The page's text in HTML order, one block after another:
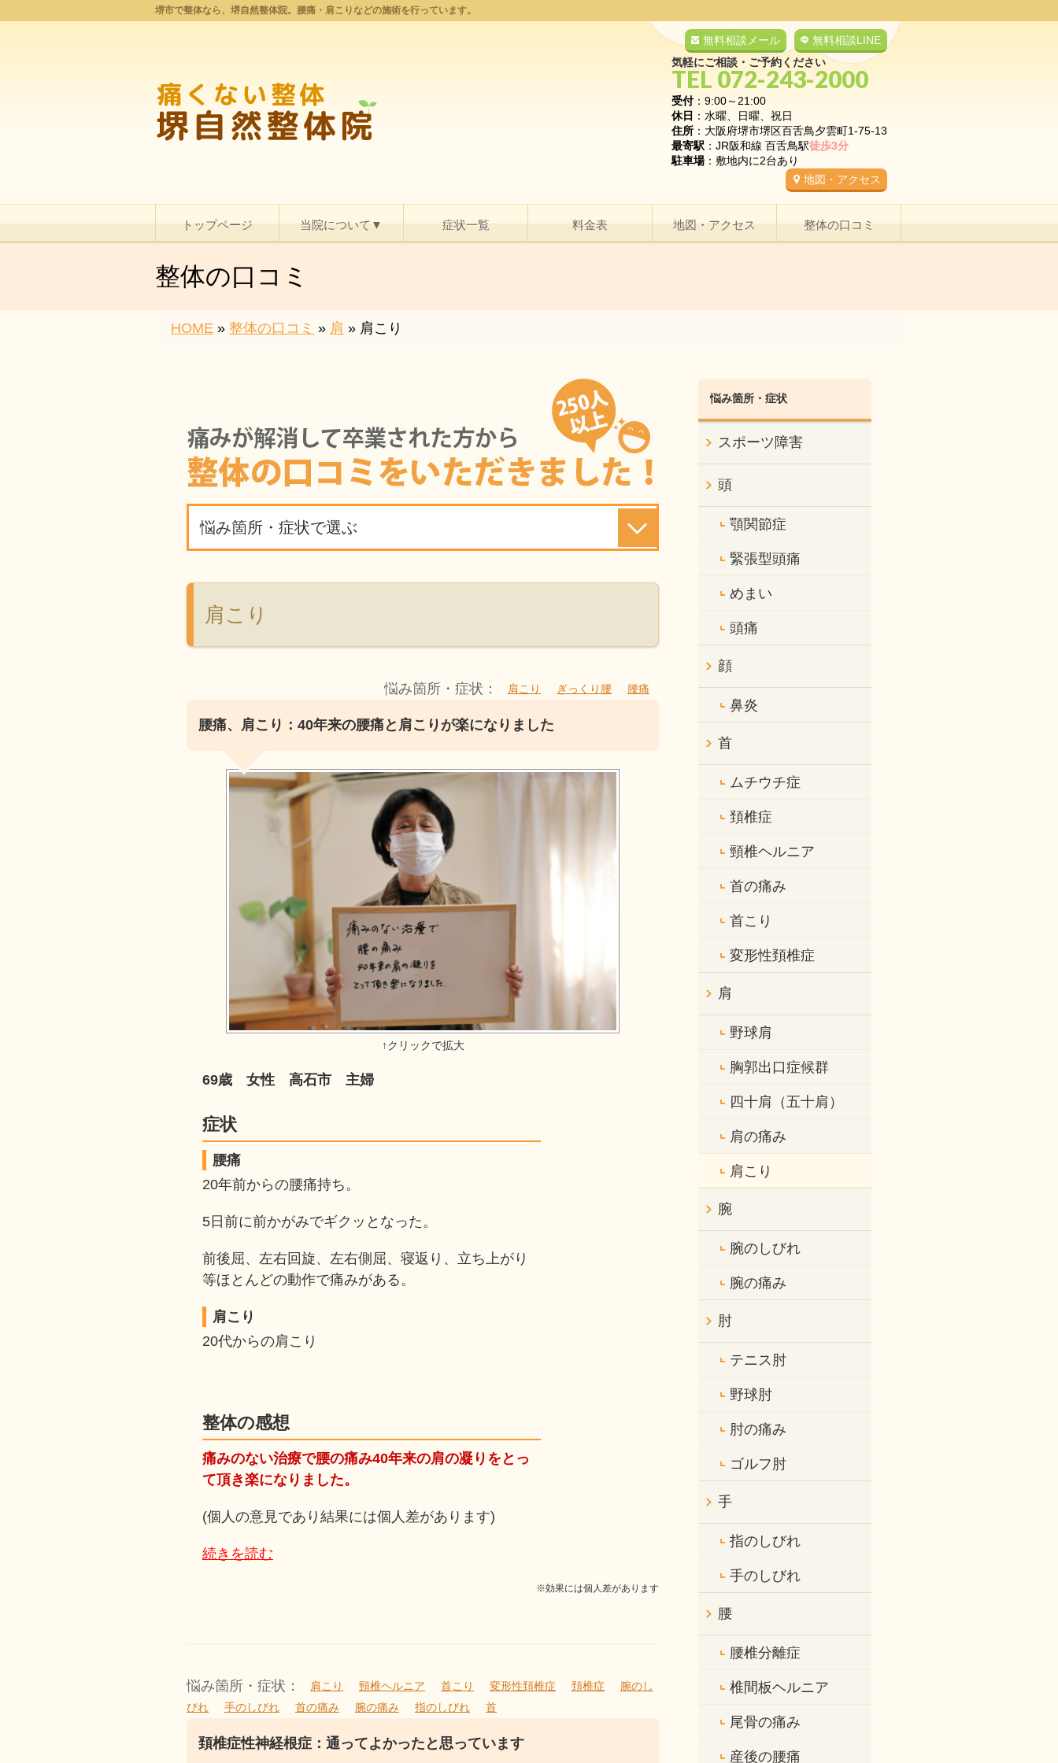
堺市で整体なら、堺自然整体院。腰痛・肩こりなどの施術を行っています。
無料相談LINE
無料相談メール
気軽にご相談・ご予約ください
TEL 072-243-2000
受付：9:00～21:00
休日 ：水曜、日曜、祝日
住所 ：大阪府堺市堺区百舌鳥夕雲町1-75-13
最寄駅 ：JR阪和線 百舌鳥駅徒歩3分
駐車場：敷地内に2台あり
地図・アクセス
トップページ 当院について▼ 症状一覧 料金表 地図・アクセス 整体の口コミ
整体の口コミ
HOME » 整体の口コミ » 肩 » 肩こり
悩み箇所・症状で選ぶ
肩こり
悩み箇所・症状： 肩こり ぎっくり腰 腰痛
腰痛、肩こり：40年来の腰痛と肩こりが楽になりました
69歳 女性 高石市 主婦
症状
腰痛
20年前からの腰痛持ち。
5日前に前かがみでギクッとなった。
前後屈、左右回旋、左右側屈、寝返り、立ち上がり
等ほとんどの動作で痛みがある。
肩こり
20代からの肩こり
整体の感想
痛みのない治療で腰の痛み40年来の肩の凝りをとっ
て頂き楽になりました。
(個人の意見であり結果には個人差があります)
続きを読む
※効果には個人差があります
悩み箇所・症状： 肩こり 頸椎ヘルニア 首こり 変形性頚椎症 頚椎症
腕のし
びれ
手のしびれ 首の痛み 腕の痛み 指のしびれ 首
頚椎症性神経根症：通ってよかったと思っています
悩み箇所・症状
スポーツ障害
頭
顎関節症
緊張型頭痛
めまい
頭痛
顔
鼻炎
首
ムチウチ症
頚椎症
頸椎ヘルニア
首の痛み
首こり
変形性頚椎症
肩
野球肩
胸郭出口症候群
四十肩（五十肩）
肩の痛み
肩こり
腕
腕のしびれ
腕の痛み
肘
テニス肘
野球肘
肘の痛み
ゴルフ肘
手
指のしびれ
手のしびれ
腰
腰椎分離症
椎間板ヘルニア
尾骨の痛み
産後の腰痛